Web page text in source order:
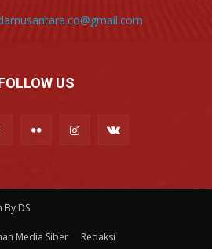
US
DS
Media Siber Redaksi